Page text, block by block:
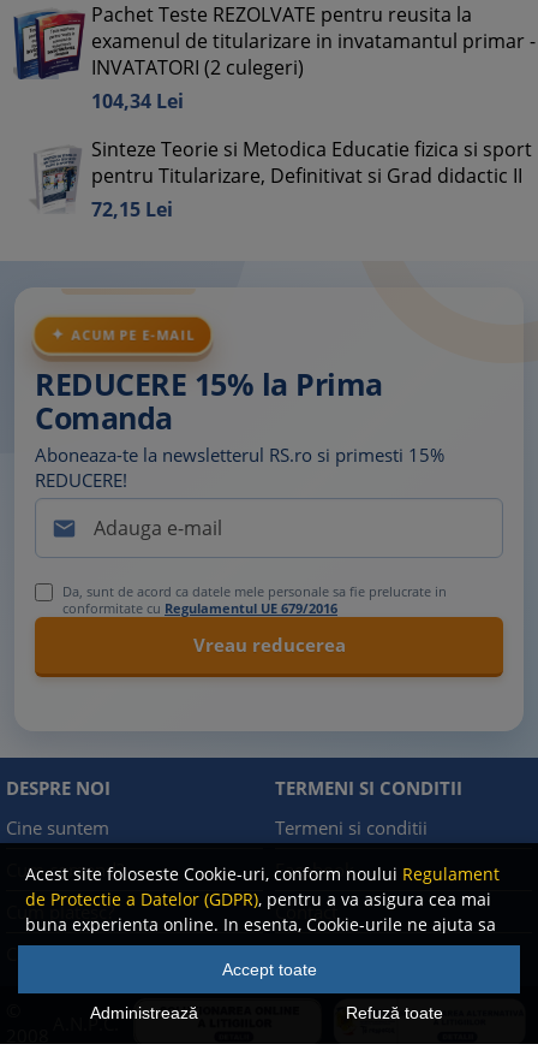
Acest site foloseste Cookie-uri, conform noului Regulament
de Protectie a Datelor (GDPR), pentru a va asigura cea mai
buna experienta online. In esenta, Cookie-urile ne ajuta sa
imbunatatim continutul de pe site, oferindu-va dvs.,
cititorul, o experienta online personalizata si mult mai
rapida. Ele sunt folosite doar de site-ul nostru si partenerii
nostri de incredere. Click
pentru detalii despre politica
de Cookie-uri.
Accept toate
Administrează Refuză toate
Pachet Teste REZOLVATE pentru reusita la
examenul de titularizare in invatamantul primar -
INVATATORI (2 culegeri)
104,34 Lei
Sinteze Teorie si Metodica Educatie fizica si sport
pentru Titularizare, Definitivat si Grad didactic II
72,15 Lei
ACUM PE E-MAIL
REDUCERE 15% la Prima
Comanda
Aboneaza-te la newsletterul RS.ro si primesti 15%
REDUCERE!

Da, sunt de acord ca datele mele personale sa fie prelucrate in
conformitate cu Regulamentul UE 679/2016
DESPRE NOI
Cine suntem
Cum comand?
Cum platesc?
TERMENI SI CONDITII
Termeni si conditii
Facebook
Contact
A.N.P.C.